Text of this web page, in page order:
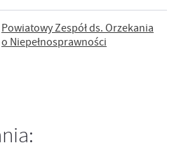
Powiatowy Zespół ds. Orzekania
o Niepełnosprawności